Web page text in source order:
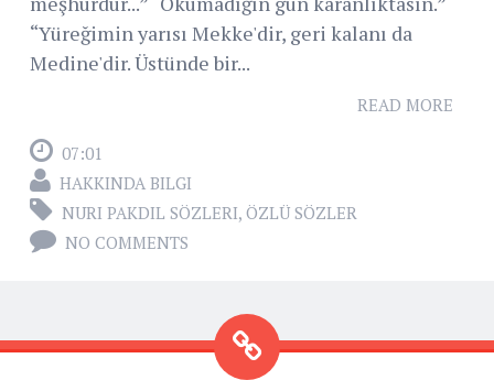
“Yüreğimin yarısı Mekke'dir, geri kalanı da
Medine'dir. Üstünde bir...
READ MORE
07:01
HAKKINDA BILGI
NURI PAKDIL SÖZLERI, ÖZLÜ SÖZLER
NO COMMENTS